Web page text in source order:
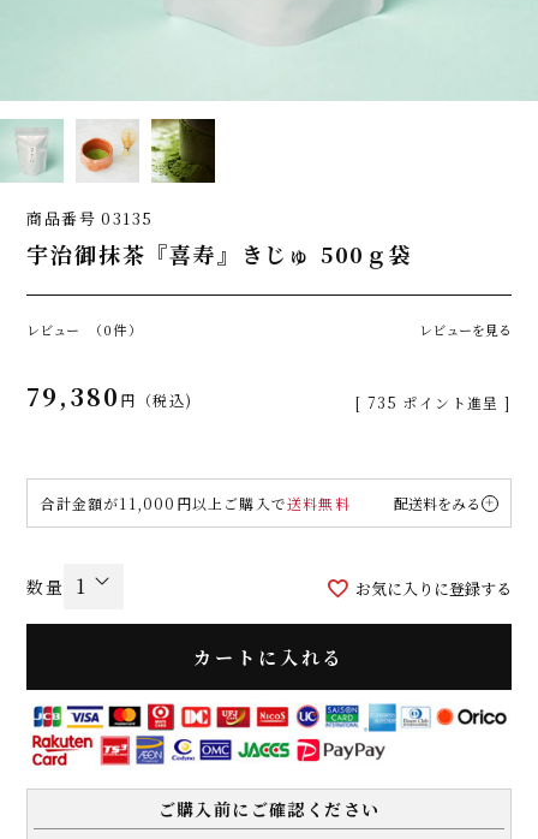
商品番号 03135
宇治御抹茶『喜寿』きじゅ 500ｇ袋
レビュー （0件） レビューを見る
79,380 税込 [ 735 ポイント進呈 ]
合計金額が11,000円以上ご購入で送料無料 配送料をみる
お気に入りに登録する
カートに入れる
ご購入前にご確認ください